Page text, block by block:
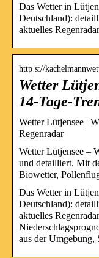
Das Wetter in
Deutschland):
aktuelles
http s://
Wetter
14-Tage-
Wetter Lütjensee |
Regenradar
Wetter Lütjensee –
und detailliert. Mit
Biowetter,
Das Wetter in
Deutschland):
aktuelles
aus der Umgebung,